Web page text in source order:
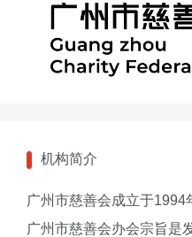
机构简介
广州市慈善会成立于
广州市慈善会办会宗旨是